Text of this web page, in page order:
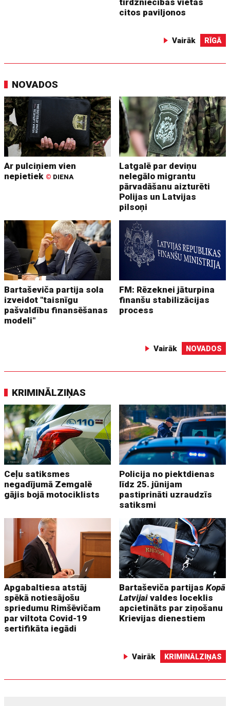
tirdzniecības vietas
citos paviljonos
Vairāk RĪGĀ
NOVADOS
Ar pulciņiem vien
nepietiek © DIENA
Latgalē par deviņu
nelegālo migrantu
pārvadāšanu aizturēti
Polijas un Latvijas
pilsoņi
Bartaševiča partija sola
izveidot "taisnīgu
pašvaldību finansēšanas
modeli"
FM: Rēzeknei jāturpina
finanšu stabilizācijas
process
Vairāk NOVADOS
KRIMINĀLZIŅAS
Ceļu satiksmes
negadījumā Zemgalē
gājis bojā motociklists
Policija no piektdienas
līdz 25. jūnijam
pastiprināti uzraudzīs
satiksmi
Apgabaltiesa atstāj
spēkā notiesājošu
spriedumu Rimšēvičam
par viltota Covid-19
sertifikāta iegādi
Bartaševiča partijasKopā
Latvijai valdes loceklis
apcietināts par ziņošanu
Krievijas dienestiem
Vairāk KRIMINĀLZIŅAS